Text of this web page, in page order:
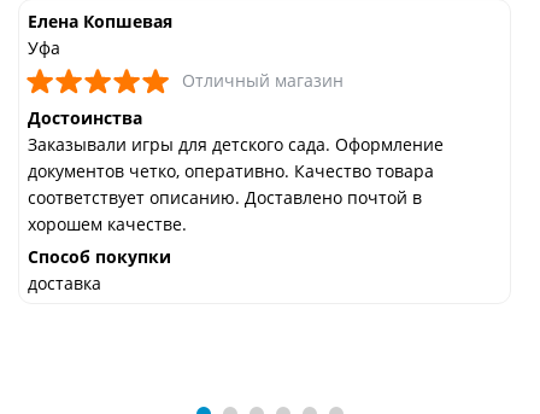
Елена Копшевая
Уфа
Отличный магазин
Достоинства
Заказывали игры для детского сада. Оформление
документов четко, оперативно. Качество товара
соответствует описанию. Доставлено почтой в
хорошем качестве.
Способ покупки
доставка